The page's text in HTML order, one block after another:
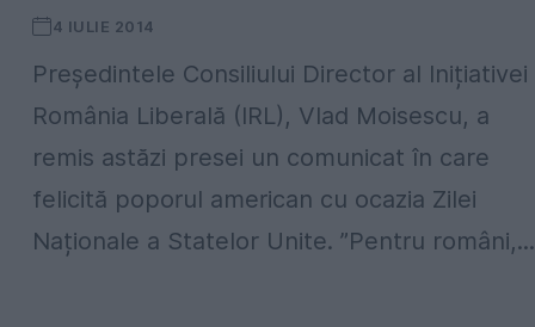
4 IULIE 2014
Președintele Consiliului Director al Inițiativei
România Liberală (IRL), Vlad Moisescu, a
remis astăzi presei un comunicat în care
felicită poporul american cu ocazia Zilei
Naționale a Statelor Unite. ”Pentru români,...